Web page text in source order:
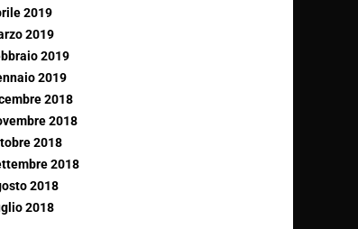
2019
2019
2019
2019
2018
2018
2018
2018
2018
2018